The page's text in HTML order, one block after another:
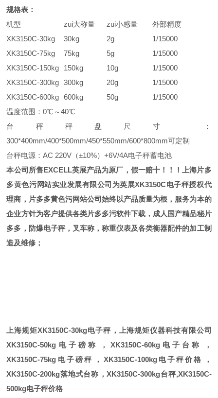
规格表：
机型
zui大称量 zui小感量
外部精度
XK3150C-30kg
30kg 2g
1/15000
XK3150C-75kg
75kg 5g
1/15000
XK3150C-150kg
150kg 10g
1/15000
XK3150C-300kg
300kg 20g
1/15000
XK3150C-600kg
600kg 50g
1/15000
温度范围：0℃ ～40℃
台秤秤盘尺寸：
300*400mm/400*500mm/450*550mm/600*800mm可定制
台秤电源：AC 220V （±10%）+6V/4A电子秤蓄电池
本公司所售EXCELL英展产品为原厂，假一赔十！！！上海片多
多黄色污网站实业发展有限公司为英展XK3150C电子秤授权代
理商，片多多黄色污网站公司始终以产品质量为根，服务为本的
企业方针为客户提供各类片多多污软件下载，成人国产精品秘片
多多，防爆电子秤，叉车称，称重仪表及各类衡器配件的加工制
造及维修；
上海规矩XK3150C-30kg电子秤，上海规矩仪器科技有限公司
XK3150C-50kg 电子磅称， XK3150C-60kg电子台称，
XK3150C-75kg 电子磅秤， XK3150C-100kg电子秤价格，
XK3150C-200kg落地式台称，XK3150C-300kg台秤,XK3150C-
500kg电子秤价格